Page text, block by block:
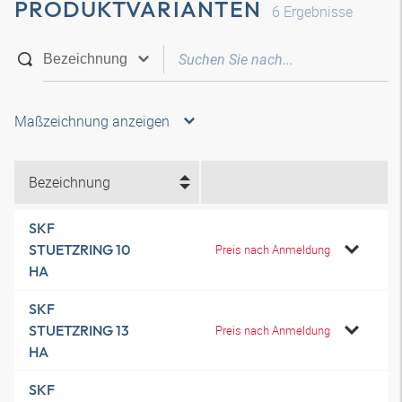
PRODUKTVARIANTEN 6 Ergebnisse
Maßzeichnung anzeigen
Bezeichnung
SKF
STUETZRING 10
HA
Preis nach Anmeldung
SKF
STUETZRING 13
HA
Preis nach Anmeldung
SKF